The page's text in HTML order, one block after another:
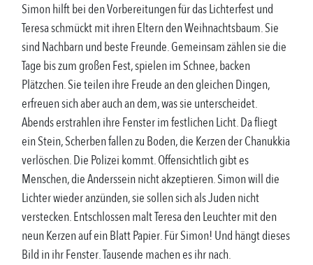
Simon hilft bei den Vorbereitungen für das Lichterfest und
Teresa schmückt mit ihren Eltern den Weihnachtsbaum. Sie
sind Nachbarn und beste Freunde. Gemeinsam zählen sie die
Tage bis zum großen Fest, spielen im Schnee, backen
Plätzchen. Sie teilen ihre Freude an den gleichen Dingen,
erfreuen sich aber auch an dem, was sie unterscheidet.
Abends erstrahlen ihre Fenster im festlichen Licht. Da fliegt
ein Stein, Scherben fallen zu Boden, die Kerzen der Chanukkia
verlöschen. Die Polizei kommt. Offensichtlich gibt es
Menschen, die Anderssein nicht akzeptieren. Simon will die
Lichter wieder anzünden, sie sollen sich als Juden nicht
verstecken. Entschlossen malt Teresa den Leuchter mit den
neun Kerzen auf ein Blatt Papier. Für Simon! Und hängt dieses
Bild in ihr Fenster. Tausende machen es ihr nach.